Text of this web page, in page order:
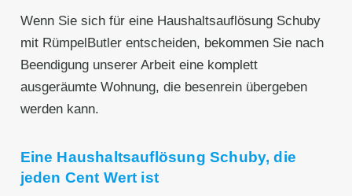
Wenn Sie sich für eine Haushaltsauflösung Schuby
mit RümpelButler entscheiden, bekommen Sie nach
Beendigung unserer Arbeit eine komplett
ausgeräumte Wohnung, die besenrein übergeben
werden kann.
Eine Haushaltsauflösung Schuby, die
jeden Cent Wert ist